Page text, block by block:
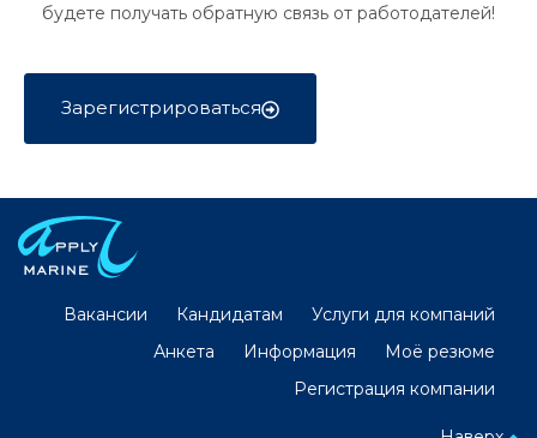
будете получать обратную связь от работодателей!
Зарегистрироваться
Вакансии Кандидатам
Услуги для компаний
Анкета
Информация
Моё резюме
Регистрация компании